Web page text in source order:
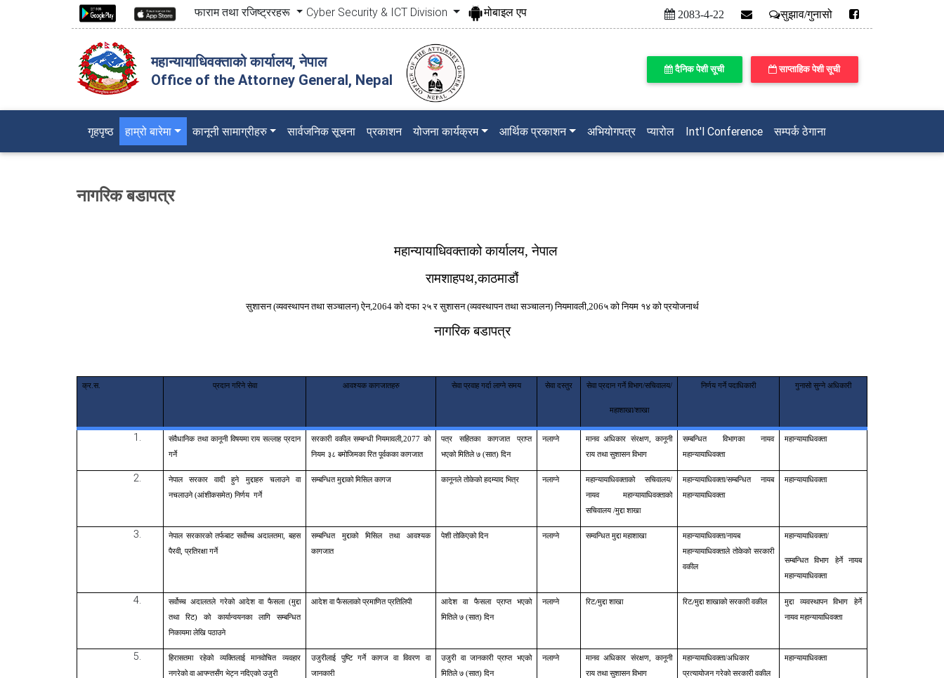
फाराम तथा रजिष्ट्ररहरू Cyber Security & ICT Division मोबाइल एप 2083-4-22 सुझाव/गुनासो
महान्यायाधिवक्ताको कार्यालय, नेपाल
Office of the Attorney General, Nepal
दैनिक पेशी सूची साप्ताहिक पेशी सूची
गृहपृष्ठ(current)
हाम्रो बारेमा कानूनी सामाग्रीहरु सार्वजनिक सूचना प्रकाशन योजना कार्यक्रम आर्थिक प्रकाशन अभियोगपत्र प्यारोल Int'l Conference सम्पर्क ठेगाना
नागरिक बडापत्र
महान्यायाधिवक्ताको कार्यालय, नेपाल
रामशाहपथ,काठमाडौं
सुशासन (व्यवस्थापन तथा सञ्चालन) ऐन,2064 को दफा २५ र सुशासन (व्यवस्थापन तथा सञ्चालन) नियमावली,206५ को नियम १४ को प्रयोजनार्थ
नागरिक बडापत्र
क्र.स. प्रदान गरिने सेवा आवश्यक कागजातहरु सेवा प्रवाह गर्दा लाग्ने समय सेवा दस्तुर सेवा प्रदान गर्ने विभाग/सचिवालय/
महाशाखा/शाखा
निर्णय गर्ने पदाधिकारी गुनासो सुन्ने अधिकारी
संवैधानिक तथा कानूनी विषयमा राय सल्लाह प्रदान
गर्ने
सरकारी वकील सम्बन्धी नियमावली,2077 को
नियम ३८ बमोजिमका रित पूर्वकका कागजात
पत्र सहितका कागजात प्राप्त
भएको मितिले ७ (सात) दिन
नलाग्ने
मानव अधिकार संरक्षण, कानूनी
राय तथा सुशासन विभाग
सम्बन्धित विभागका नायव
महान्यायाधिवक्ता
महान्यायाधिवक्ता
नेपाल सरकार वादी हुने मुद्दाहरु चलाउने वा
नचलाउने (आंशीकसमेत) निर्णय गर्ने
सम्बन्धित मुद्दाको मिसिल कागज कानूनले तोकेको हदम्याद भित्र नलाग्ने
महान्यायाधिवक्ताको सचिवालय/
नायव महान्यायाधिवक्ताको
सचिवालय /मुद्दा शाखा
महान्यायाधिवक्ता/सम्बन्धित नायब
महान्यायाधिवक्ता
महान्यायाधिवक्ता
नेपाल सरकारको तर्फबाट सर्वोच्च अदालतमा, बहस
पैरवी, प्रतिरक्षा गर्ने
सम्बन्धित मुद्दाको मिसिल
तथा आवश्यक
कागजात
पेशी तोकिएको दिन नलाग्ने सम्वन्धित मुद्दा महाशाखा
महान्यायाधिवक्ता/नायब
महान्यायाधिवक्ताले तोकेको सरकारी
वकील
महान्यायाधिवक्ता/
सम्बन्धित विभाग हेर्ने नायब
महान्यायाधिवक्ता
सर्वोच्च अदालतले गरेको आदेश वा फैसला (मुद्दा
तथा रिट)
को कार्यान्वयनका लागि सम्बन्धित
निकायमा लेखि पठाउने
आदेश वा फैसलाको प्रमाणित प्रतिलिपी
आदेश वा फैसला प्राप्त भएको
मितिले ७ (सात) दिन
नलाग्ने रिट/मुद्दा शाखा रिट/मुद्दा शाखाको सरकारी वकील
मुद्दा व्यवस्थापन विभाग हेर्ने
नायव महान्यायाधिवक्ता
हिरासतमा रहेको व्यक्तिलाई मानवोचित व्यवहार
नगरेको वा आफ्न्तसँग भेट्न नदिएको उजुरी
उजुरीलाई पुष्टि गर्ने कागज वा विवरण वा
जानकारी
उजुरी वा जानकारी प्राप्त भएको
मितिले ७ (सात) दिन
नलाग्ने
मानव अधिकार संरक्षण, कानूनी
राय तथा सुशासन विभाग
महान्यायाधिवक्ता/अधिकार
प्रत्यायोजन गरेको सरकारी वकील
महान्यायाधिवक्ता